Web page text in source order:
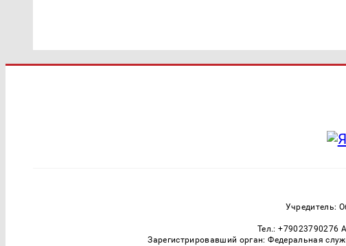
Учредитель:
Тел.: +79023790276
Зарегистрировавший орган: Федеральная